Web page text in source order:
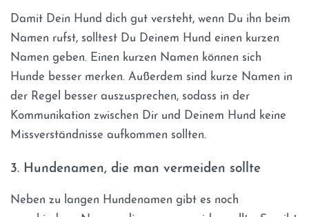
Damit Dein Hund dich gut versteht, wenn Du ihn beim
Namen rufst, solltest Du Deinem Hund einen kurzen
Namen geben. Einen kurzen Namen können sich
Hunde besser merken. Außerdem sind kurze Namen in
der Regel besser auszusprechen, sodass in der
Kommunikation zwischen Dir und Deinem Hund keine
Missverständnisse aufkommen sollten.
3. Hundenamen, die man vermeiden sollte
Neben zu langen Hundenamen gibt es noch